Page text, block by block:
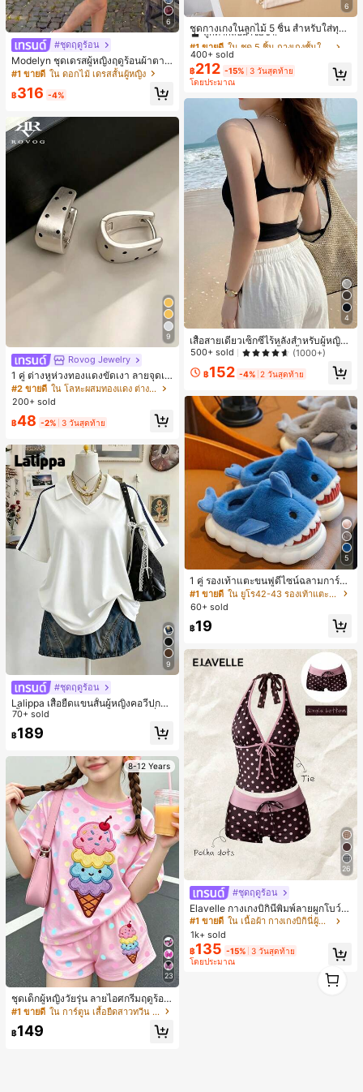
6
#ชุดฤดูร้อน
Modelyn ชุดเดรสผู้หญิงฤดูร้อนผ้าตาข่
ายพิมพ์ลาย คอไม่สมมาตร จับจีบ หรูหร
#1 ขายดี ใน ดอกไม้ เดรสสั้นผู้หญิง
฿316 -4%
9
Rovog Jewelry
1 คู่ ต่างหูห่วงทองแดงขัดเงา ลายจุดเร
ขาคณิตสไตล์มินิมอล เหมาะสำหรับสว
มใส่ประจำวันแบบสบายๆ สำหรับผู้หญิง
#2 ขายดี
ใน โลหะผสมทองแดง ต่างหูผู้หญิง
200+ sold
฿48 -2% 3 วันสุดท้าย
9
#ชุดฤดูร้อน
Lalippa เสื้อยืดแขนสั้นผู้หญิงคอวีปกคอ
เสื้อไหล่ตก สายถัก งานคราฟต์แฟชั่นมิ
นิมอล ของขวัญสำหรับเพื่อน
70+ sold
฿189
8-12 Years
23
ชุดเด็กผู้หญิงวัยรุ่น ลายไอศกรีมฤดูร้อน
แบบมินิมอลน่ารัก ลายจุดสีสันสดใส สไ
ตล์ครีมหวาน สไตล์วันหยุด ชุด 2 ชิ้น แ
ขนสั้นและกางเกงขาสั้น เหมาะสำหรับฤ
#1 ขายดี ใน การ์ตูน เสื้อยืดสาวทวีน Co-ord
฿149
6
ชุดกางเกงในลูกไม้ 5 ชิ้น สำหรับใส่ทุกวั
น
#1 ขายดี
ลูกค้ากลับมาซื้อซ้ำ!
#1 ขายดี
ลูกค้ากลับมาซื้อซ้ำ!
#1 ขายดี
ลูกค้ากลับมาซื้อซ้ำ!
#1 ขายดี
ลูกค้ากลับมาซื้อซ้ำ!
400+ sold
฿212 -15% 3 วันสุดท้าย
โดยประมาณ
4
เสื้อสายเดี่ยวเซ็กซี่ไร้หลังสำหรับผู้หญิง
พร้อมบราแบบมีฟองน้ำ, เสื้อกล้ามแขน
500+ sold (1000+)
฿152 -4% 2 วันสุดท้าย
5
1 คู่ รองเท้าแตะขนฟูดีไซน์ฉลามการ์ตู
น น่ารักและสนุกสนาน เหมาะสำหรับฤดู
ใบไม้ร่วง/ฤดูหนาว รองเท้าแตะยูนิเซ็ก
กลางแจ้ง ช่วยให้เท้าของคุณอบอุ่นและ
สำหรับห้องนอนหรือห้องน้ำ
#1 ขายดี
ใน ยูโร42-43 รองเท้าแตะใส่ในบ้าน
60+ sold
฿19
26
#ชุดฤดูร้อน
Elavelle กางเกงบิกินี่พิมพ์ลายผูกโบว์เอ
วสูงสำหรับผู้หญิง, ฤดูใบไม้ผลิ/ฤดูร้อน
#1 ขายดี
ใน เนื้อผ้า กางเกงบิกินี่ผู้หญิง
1k+ sold
฿135 -15% 3 วันสุดท้าย
โดยประมาณ